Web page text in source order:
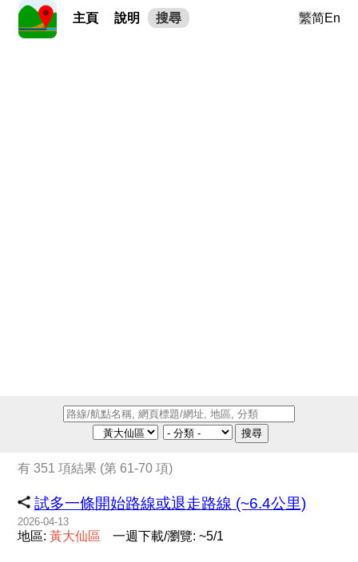
主頁 說明 搜尋 繁简En
搜尋
有 351 項結果 (第 61-70 項)
試多一條開始路線或退走路線 (~6.4公里)
2026-04-13
地區:黃大仙區 一週下載/瀏覽: ~5/1